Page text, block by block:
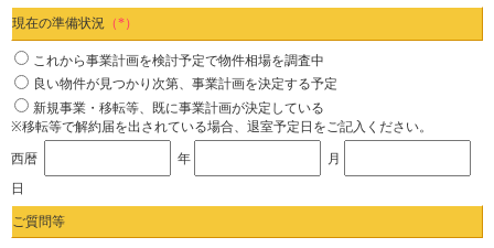
現在の準備状況 （*）
これから事業計画を検討予定で物件相場を調査中
良い物件が見つかり次第、事業計画を決定する予定
新規事業・移転等、既に事業計画が決定している
※移転等で解約届を出されている場合、退室予定日をご記入ください。
西暦 年 月
日
ご質問等